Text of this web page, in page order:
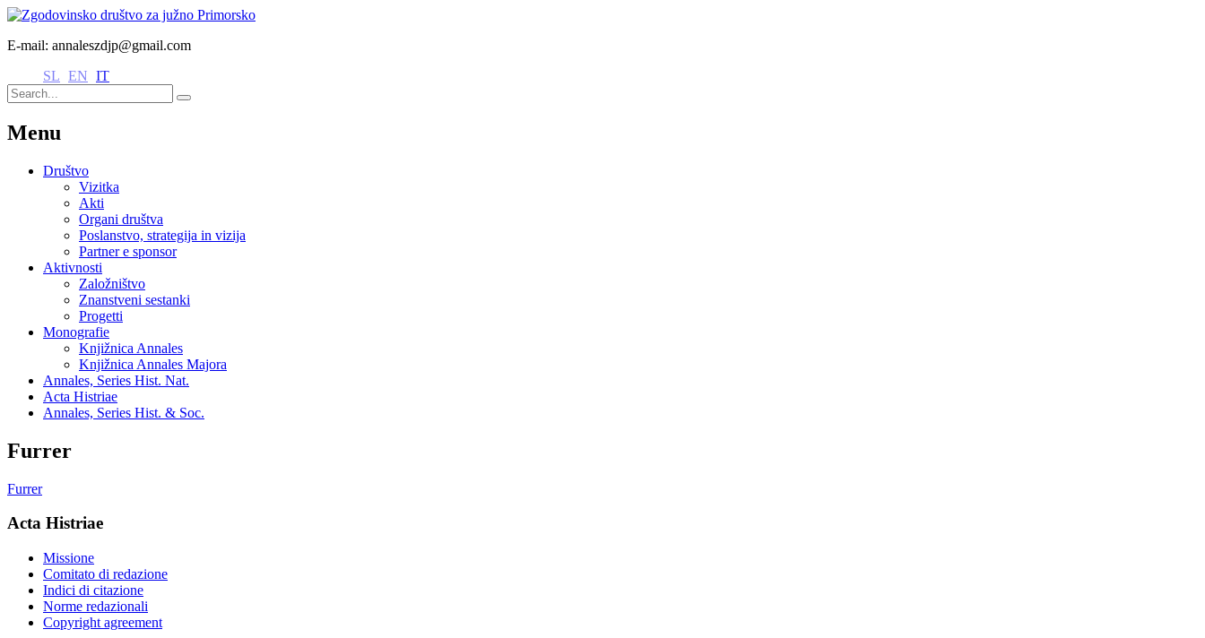
E-mail: annaleszdjp@gmail.com
SL EN IT
Menu
Društvo
Vizitka
Akti
Organi društva
Poslanstvo, strategija in vizija
Partner e sponsor
Aktivnosti
Založništvo
Znanstveni sestanki
Progetti
Monografie
Knjižnica Annales
Knjižnica Annales Majora
Annales, Series Hist. Nat.
Acta Histriae
Annales, Series Hist. & Soc.
Furrer
Furrer
Acta Histriae
Missione
Comitato di redazione
Indici di citazione
Norme redazionali
Copyright agreement